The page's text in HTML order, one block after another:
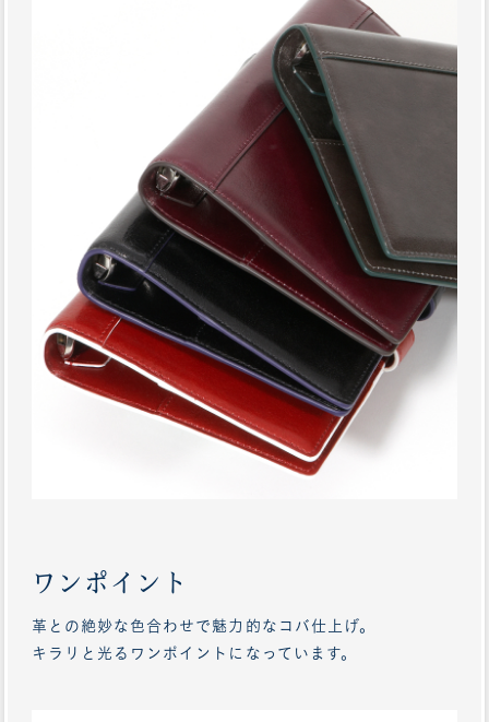
ワンポイント
革との絶妙な色合わせで魅力的なコバ仕上げ。
キラリと光るワンポイントになっています。